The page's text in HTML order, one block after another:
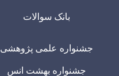
بانک سوالات
جشنواره علمی پژوهشی
جشنواره بهشت انس